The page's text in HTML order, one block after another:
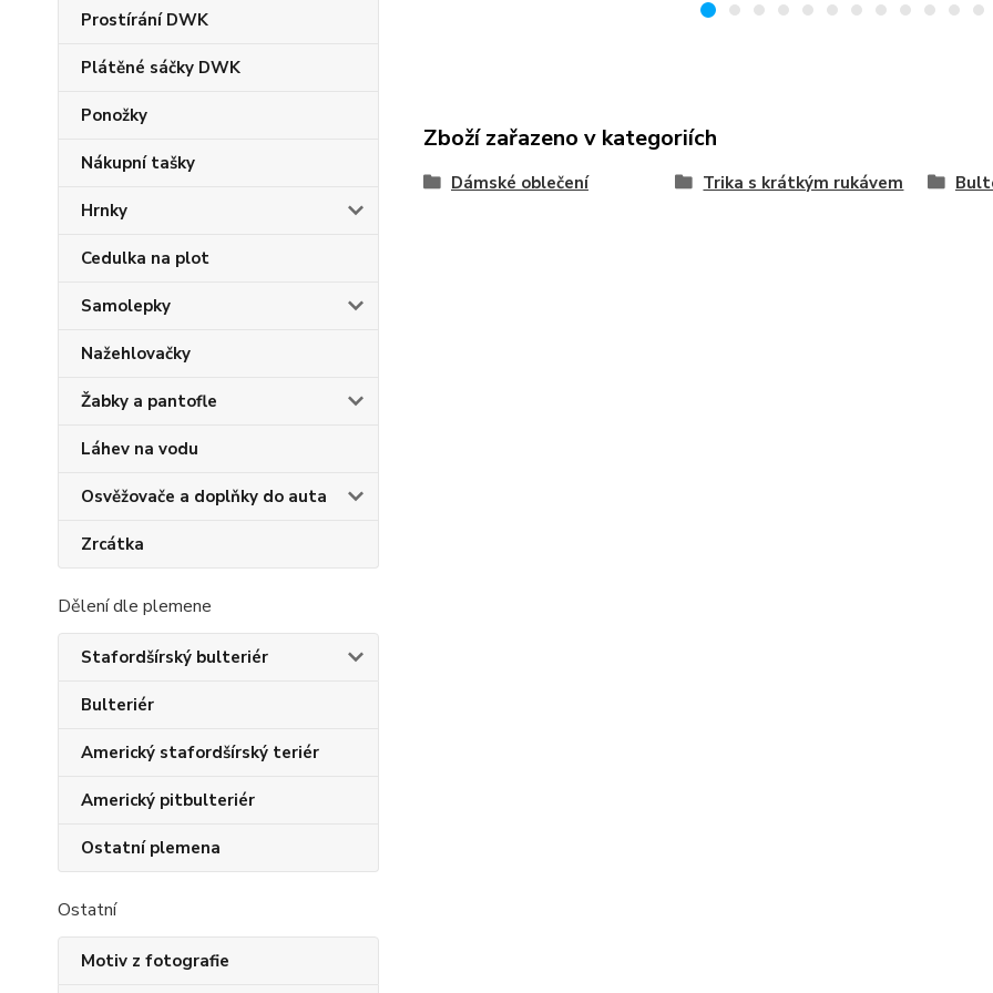
Prostírání DWK
Plátěné sáčky DWK
Ponožky
Nákupní tašky
Hrnky
Cedulka na plot
Samolepky
Nažehlovačky
Žabky a pantofle
Láhev na vodu
Osvěžovače a doplňky do auta
Zrcátka
Dělení dle plemene
Stafordšírský bulteriér
Bulteriér
Americký stafordšírský teriér
Americký pitbulteriér
Ostatní plemena
Ostatní
Motiv z fotografie
Zboží zařazeno v kategoriích
Dámské oblečení Trika s krátkým rukávem